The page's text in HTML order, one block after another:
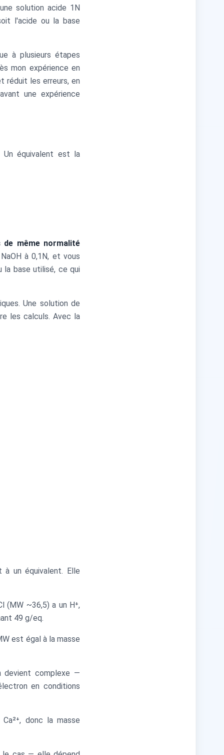
solution acide 1N
l'acide ou la base
à plusieurs étapes
mon expérience en
réduit les erreurs, en
une expérience
Un équivalent est la
de même normalité
à 0,1N, et vous
la base utilisé, ce qui
Une solution de
les calculs. Avec la
à un équivalent. Elle
(MW ~36,5) a un H⁺,
49 g/eq.
est égal à la masse
devient complexe —
en conditions
donc la masse